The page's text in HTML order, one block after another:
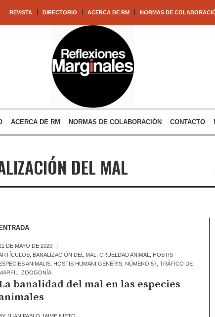
REVISTA DIRECTORIO ACERCA DE RM NORMAS DE
ACERCA DE RM NORMAS DE COLABORACIÓN CONTACTO
DEL MAL
ENTRADA
DE MAYO DE 2020
, BANALIZACIÓN DEL MAL CRUELDAD ANIMAL
HOSTIS
ANIMALIS, HOSTIS HUMANI GENERIS, NÚMERO 57, TRÁFICO DE
ZOOGONÍA
banalidad del mal en las especies